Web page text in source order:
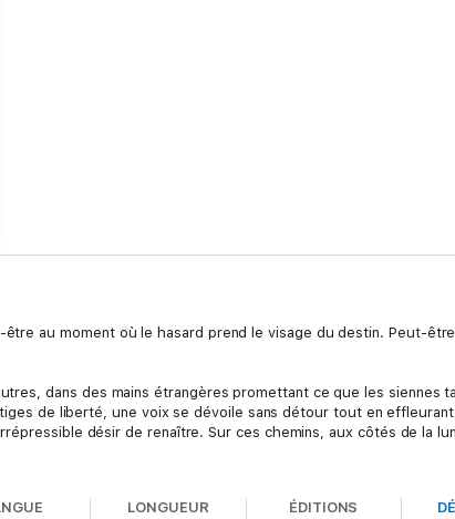
au moment où le hasard prend le visage du destin. Peut-
dans des mains étrangères promettant ce que les siennes
de liberté, une voix se dévoile sans détour tout en effleurant
désir de renaître. Sur ces chemins, aux côtés de la
LONGUEUR ÉDITIONS